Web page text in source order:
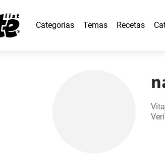
Categorías Temas Recetas